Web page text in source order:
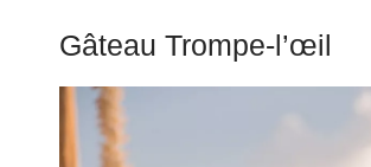
Gâteau Trompe-l’œil